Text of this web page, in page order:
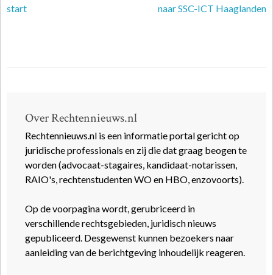
start
naar SSC-ICT Haaglanden
Over Rechtennieuws.nl
Rechtennieuws.nl is een informatie portal gericht op
juridische professionals en zij die dat graag beogen te
worden (advocaat-stagaires, kandidaat-notarissen,
RAIO's, rechtenstudenten WO en HBO, enzovoorts).
Op de voorpagina wordt, gerubriceerd in
verschillende rechtsgebieden, juridisch nieuws
gepubliceerd. Desgewenst kunnen bezoekers naar
aanleiding van de berichtgeving inhoudelijk reageren.